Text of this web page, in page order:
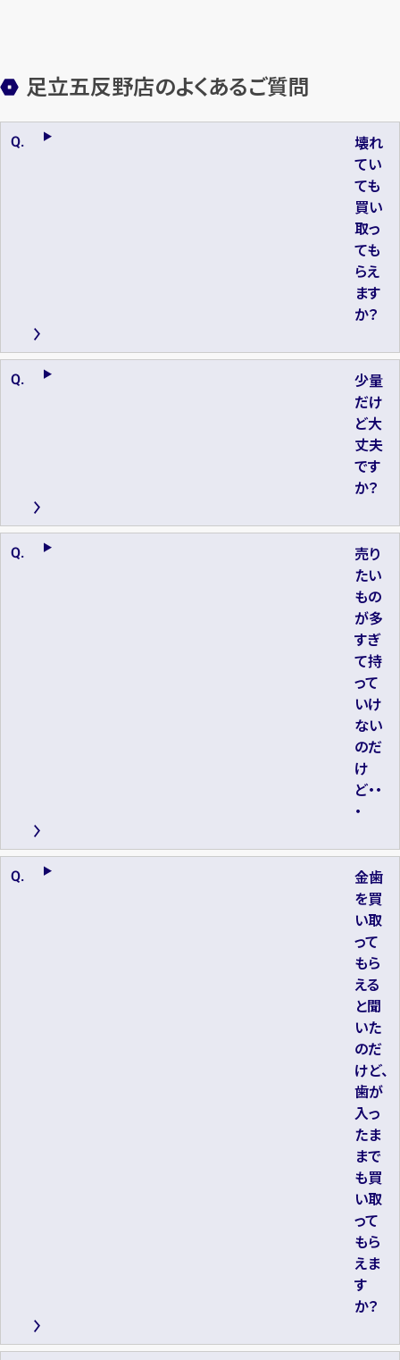
足立五反野店のよくあるご質問
壊れ
てい
ても
買い
取っ
ても
らえ
ます
か？
少量
だけ
ど大
丈夫
です
か？
売り
たい
もの
が多
すぎ
て持
って
いけ
ない
のだ
け
ど・・
・
金歯
を買
い取
って
もら
える
と聞
いた
のだ
けど、
歯が
入っ
たま
まで
も買
い取
って
もら
えま
す
か？